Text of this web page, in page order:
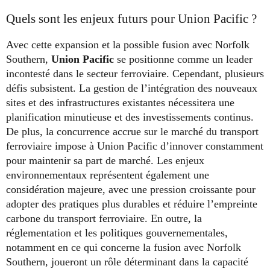
Quels sont les enjeux futurs pour Union Pacific ?
Avec cette expansion et la possible fusion avec Norfolk
Southern, Union Pacific se positionne comme un leader
incontesté dans le secteur ferroviaire. Cependant, plusieurs
défis subsistent. La gestion de l’intégration des nouveaux
sites et des infrastructures existantes nécessitera une
planification minutieuse et des investissements continus.
De plus, la concurrence accrue sur le marché du transport
ferroviaire impose à Union Pacific d’innover constamment
pour maintenir sa part de marché. Les enjeux
environnementaux représentent également une
considération majeure, avec une pression croissante pour
adopter des pratiques plus durables et réduire l’empreinte
carbone du transport ferroviaire. En outre, la
réglementation et les politiques gouvernementales,
notamment en ce qui concerne la fusion avec Norfolk
Southern, joueront un rôle déterminant dans la capacité